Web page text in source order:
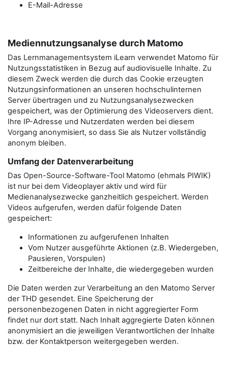
E-Mail-Adresse
Mediennutzungsanalyse durch Matomo
Das Lernmanagementsystem iLearn verwendet Matomo für
Nutzungsstatistiken in Bezug auf audiovisuelle Inhalte. Zu
diesem Zweck werden die durch das Cookie erzeugten
Nutzungsinformationen an unseren hochschulinternen
Server übertragen und zu Nutzungsanalysezwecken
gespeichert, was der Optimierung des Videoservers dient.
Ihre IP-Adresse und Nutzerdaten werden bei diesem
Vorgang anonymisiert, so dass Sie als Nutzer vollständig
anonym bleiben.
Umfang der Datenverarbeitung
Das Open-Source-Software-Tool Matomo (ehmals PIWIK)
ist nur bei dem Videoplayer aktiv und wird für
Medienanalysezwecke ganzheitlich gespeichert. Werden
Videos aufgerufen, werden dafür folgende Daten
gespeichert:
Informationen zu aufgerufenen Inhalten
Vom Nutzer ausgeführte Aktionen (z.B. Wiedergeben,
Pausieren, Vorspulen)
Zeitbereiche der Inhalte, die wiedergegeben wurden
Die Daten werden zur Verarbeitung an den Matomo Server
der THD gesendet. Eine Speicherung der
personenbezogenen Daten in nicht aggregierter Form
findet nur dort statt. Nach Inhalt aggregierte Daten können
anonymisiert an die jeweiligen Verantwortlichen der Inhalte
bzw. der Kontaktperson weitergegeben werden.